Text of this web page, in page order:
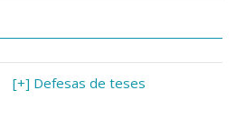
[+] Defesas de teses